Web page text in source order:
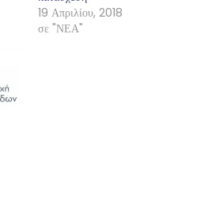
19 Απριλίου, 2018
σε "ΝΕΑ"